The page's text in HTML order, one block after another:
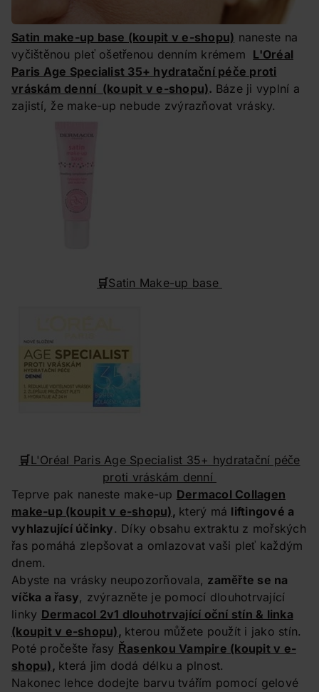
Satin make-up base (koupit v e-shopu) naneste na
vyčištěnou pleť ošetřenou denním krémem L'Oréal
Paris Age Specialist 35+ hydratační péče proti
vráskám denní (koupit v e-shopu). Báze ji vyplní a
zajistí, že make-up nebude zvýrazňovat vrásky.
🛒Satin Make-up base
🛒L'Oréal Paris Age Specialist 35+ hydratační péče
proti vráskám denní
Teprve pak naneste make-up Dermacol Collagen
make-up (koupit v e-shopu), který má liftingové a
vyhlazující účinky. Díky obsahu extraktu z mořských
řas pomáhá zlepšovat a omlazovat vaši pleť každým
dnem.
Abyste na vrásky neupozorňovala, zaměřte se na
víčka a řasy, zvýrazněte je pomocí dlouhotrvající
linky Dermacol 2v1 dlouhotrvající oční stín & linka
(koupit v e-shopu), kterou můžete použít i jako stín.
Poté pročešte řasy Řasenkou Vampire (koupit v e-
shopu), která jim dodá délku a plnost.
Nakonec lehce dodejte barvu tvářím pomocí gelové